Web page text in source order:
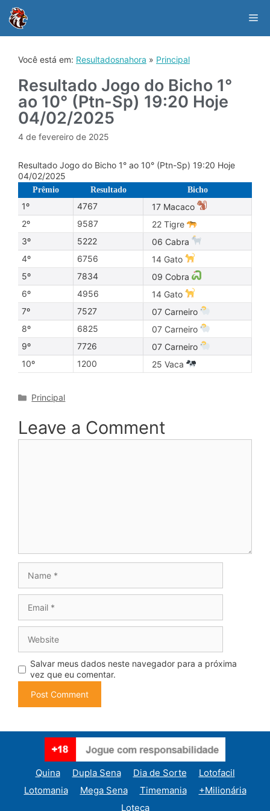
content
Você está em: Resultadosnahora » Principal
Resultado Jogo do Bicho 1°
ao 10° (Ptn-Sp) 19:20 Hoje
04/02/2025
4 de fevereiro de 2025
Resultado Jogo do Bicho 1° ao 10° (Ptn-Sp) 19:20 Hoje
04/02/2025
Prêmio Resultado Bicho
1º 4767
17 Macaco
2º
9587
22 Tigre
3º
5222
06 Cabra
4º
6756
14 Gato
5º
7834
09 Cobra
6º
4956
14 Gato
7º
7527
07 Carneiro
8º
6825
07 Carneiro
9º
7726
07 Carneiro
10º
1200 25 Vaca
Categories
Principal
Leave a Comment
Salvar meus dados neste navegador para a próxima
vez que eu comentar.
Quina Dupla Sena Dia de Sorte
Lotofacil
Lotomania
Mega Sena Timemania
+Milionária
Loteca